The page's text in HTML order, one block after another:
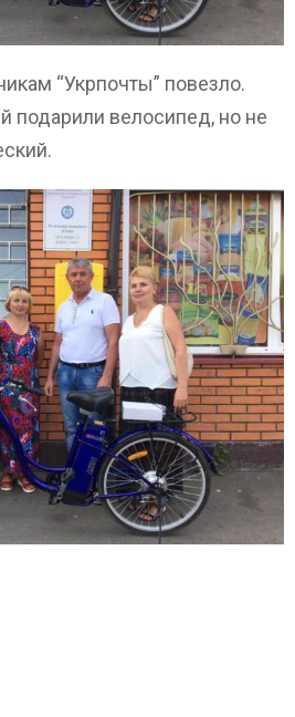
“Укрпочты” повезло.
подарили велосипед, но не